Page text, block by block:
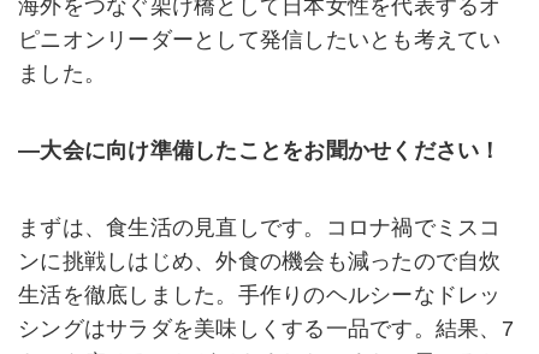
海外をつなぐ架け橋として日本女性を代表するオ
ピニオンリーダーとして発信したいとも考えてい
ました。
―大会に向け準備したことをお聞かせください！
まずは、食生活の見直しです。コロナ禍でミスコ
ンに挑戦しはじめ、外食の機会も減ったので自炊
生活を徹底しました。手作りのヘルシーなドレッ
シングはサラダを美味しくする一品です。結果、7